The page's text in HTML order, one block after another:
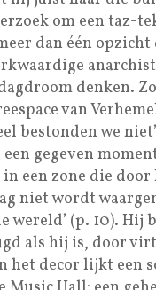
om een taz-
dan één
denken.
van
bestonden we
gegeven
een zone die door
niet wordt
wereld’ (p. 10). Hij
als hij is, door
het decor lijkt een